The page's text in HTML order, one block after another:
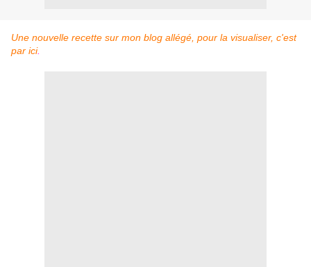
Une nouvelle recette sur mon blog allégé, pour la visualiser, c'est
par ici.